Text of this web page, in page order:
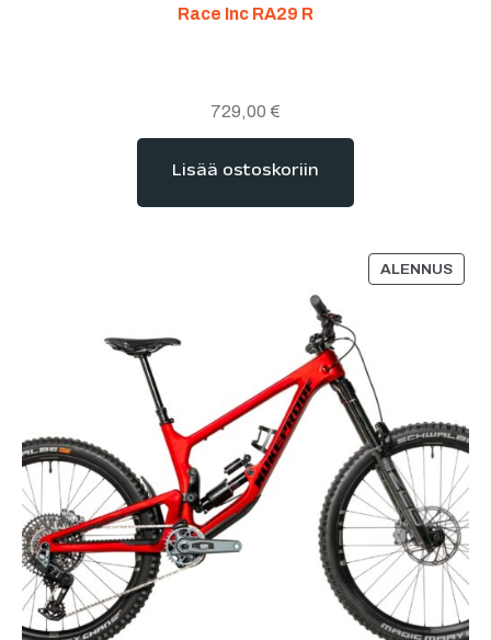
Race Inc RA29 R
729,00 €
Lisää ostoskoriin
ALENNUS